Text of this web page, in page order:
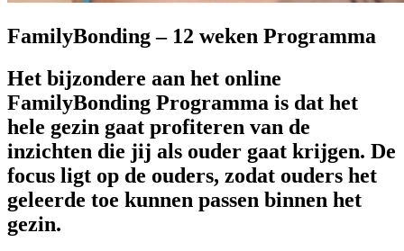
FamilyBonding – 12 weken Programma
Het bijzondere aan het online
FamilyBonding Programma is dat het
hele gezin gaat profiteren van de
inzichten die jij als ouder gaat krijgen. De
focus ligt op de ouders, zodat ouders het
geleerde toe kunnen passen binnen het
gezin.